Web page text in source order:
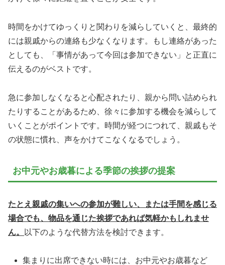
時間をかけてゆっくりと関わりを減らしていくと、最終的
には親戚からの連絡も少なくなります。もし連絡があった
としても、「事情があって今回は参加できない」と正直に
伝えるのがベストです。
急に参加しなくなると心配されたり、親から問い詰められ
たりすることがあるため、徐々に参加する機会を減らして
いくことがポイントです。時間が経つにつれて、親戚もそ
の状態に慣れ、声をかけてこなくなるでしょう。
お中元やお歳暮による季節の挨拶の提案
たとえ親戚の集いへの参加が難しい、または手間を感じる
場合でも、物品を通じた挨拶であれば気軽かもしれませ
ん。
以下のような代替方法を検討できます。
集まりに出席できない時には、お中元やお歳暮など